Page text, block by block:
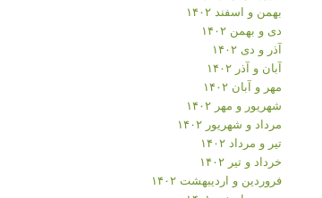
بهمن و اسفند ۱۴۰۲
دی و بهمن ۱۴۰۲
آذر و دی ۱۴۰۲
آبان و آذر ۱۴۰۲
مهر و آبان ۱۴۰۲
شهریور و مهر ۱۴۰۲
مرداد و شهریور ۱۴۰۲
تیر و مرداد ۱۴۰۲
خرداد و تیر ۱۴۰۲
فروردین و اردیبهشت ۱۴۰۲